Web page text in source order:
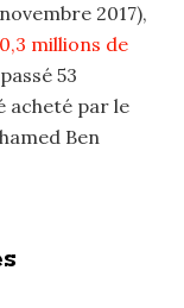
2017),
millions de
53
acheté par le
Ben